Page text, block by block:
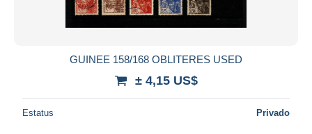
GUINEE 158/168 OBLITERES USED
± 4,15 US$
Estatus Privado